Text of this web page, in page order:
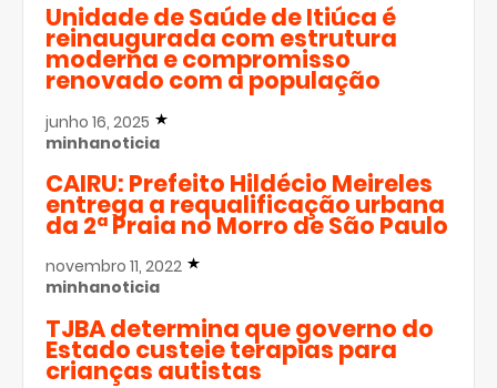
Unidade de Saúde de Itiúca é
reinaugurada com estrutura
moderna e compromisso
renovado com a população
junho 16, 2025
minhanoticia
CAIRU: Prefeito Hildécio Meireles
entrega a requalificação urbana
da 2ª Praia no Morro de São Paulo
novembro 11, 2022
minhanoticia
TJBA determina que governo do
Estado custeie terapias para
crianças autistas